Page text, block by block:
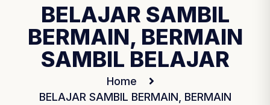
BELAJAR SAMBIL
BERMAIN, BERMAIN
SAMBIL BELAJAR
Home
BELAJAR SAMBIL BERMAIN, BERMAIN